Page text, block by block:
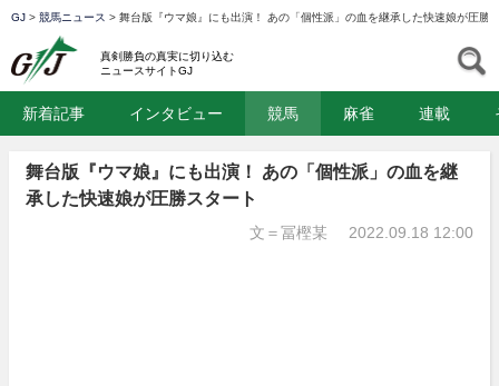
GJ > 競馬ニュース > 舞台版『ウマ娘』にも出演！ あの「個性派」の血を継承した快速娘が圧勝
真剣勝負の真実に切り込む
ニュースサイトGJ
新着記事 インタビュー 競馬 麻雀 連載
舞台版『ウマ娘』にも出演！ あの「個性派」の血を継
承した快速娘が圧勝スタート
文＝冨樫某 2022.09.18 12:00